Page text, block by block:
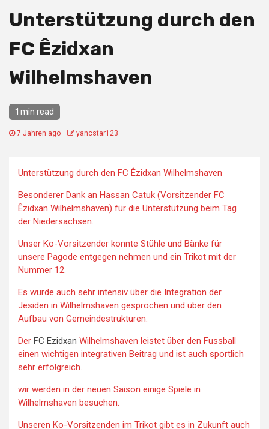
Unterstützung durch den
FC Êzidxan
Wilhelmshaven
1 min read
7 Jahren ago yancstar123
Unterstützung durch den FC Êzidxan Wilhelmshaven
Besonderer Dank an Hassan Catuk (Vorsitzender FC
Êzidxan Wilhelmshaven) für die Unterstützung beim Tag
der Niedersachsen.
Unser Ko-Vorsitzender konnte Stühle und Bänke für
unsere Pagode entgegen nehmen und ein Trikot mit der
Nummer 12.
Es wurde auch sehr intensiv über die Integration der
Jesiden in Wilhelmshaven gesprochen und über den
Aufbau von Gemeindestrukturen.
Der FC Ezidxan Wilhelmshaven leistet über den Fussball
einen wichtigen integrativen Beitrag und ist auch sportlich
sehr erfolgreich.
wir werden in der neuen Saison einige Spiele in
Wilhelmshaven besuchen.
Unseren Ko-Vorsitzenden im Trikot gibt es in Zukunft auch